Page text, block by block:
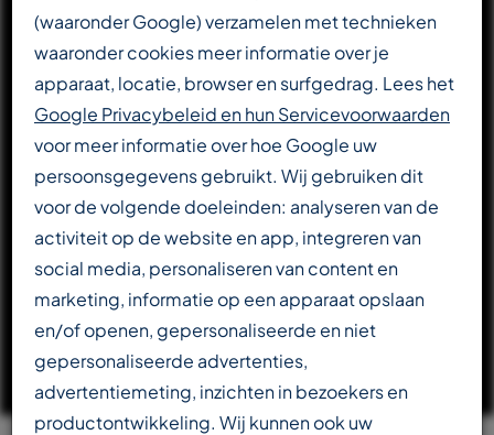
Totaalleverancier voor de transportbandenindustrie
DOWNLOAD CATALOGUS
LEES VERDER OVER T-REX
(waaronder Google) verzamelen met technieken
waaronder cookies meer informatie over je
apparaat, locatie, browser en surfgedrag. Lees het
Google Privacybeleid en hun Servicevoorwaarden
voor meer informatie over hoe Google uw
persoonsgegevens gebruikt. Wij gebruiken dit
voor de volgende doeleinden: analyseren van de
activiteit op de website en app, integreren van
social media, personaliseren van content en
marketing, informatie op een apparaat opslaan
en/of openen, gepersonaliseerde en niet
gepersonaliseerde advertenties,
advertentiemeting, inzichten in bezoekers en
productontwikkeling. Wij kunnen ook uw